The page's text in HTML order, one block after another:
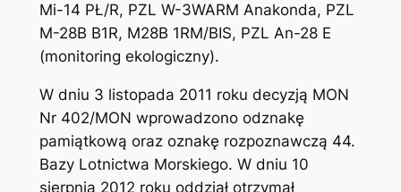
Mi-14 PŁ/R, PZL W-3WARM Anakonda, PZL
M-28B B1R, M28B 1RM/BIS, PZL An-28 E
(monitoring ekologiczny).
W dniu 3 listopada 2011 roku decyzją MON
Nr 402/MON wprowadzono odznakę
pamiątkową oraz oznakę rozpoznawczą 44.
Bazy Lotnictwa Morskiego. W dniu 10
sierpnia 2012 roku oddział otrzymał